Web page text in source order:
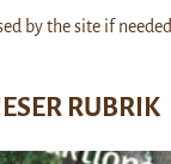
by the site if needed.
RUBRIK